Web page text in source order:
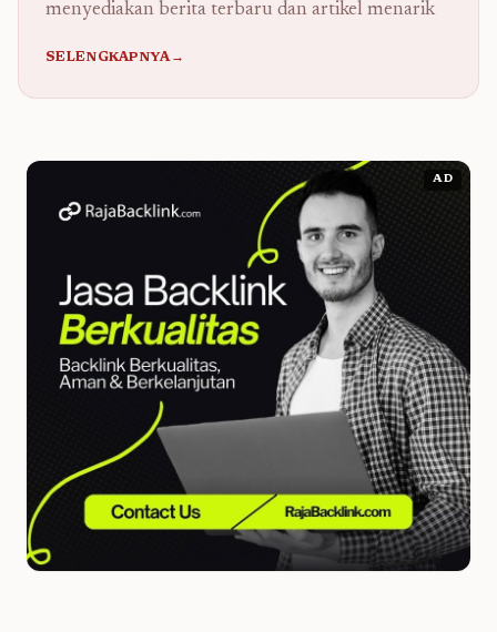
menyediakan berita terbaru dan artikel menarik
SELENGKAPNYA→
AD